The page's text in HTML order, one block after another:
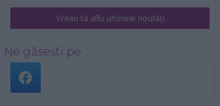
Vreau să aflu ultimele noutăți
Ne găsești pe